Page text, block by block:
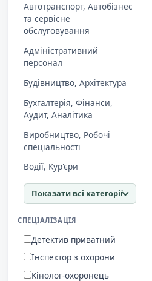
Автотранспорт, Автобізнес
та сервісне
обслуговування
Адміністративний
персонал
Будівництво, Архітектура
Бухгалтерія, Фінанси,
Aудит, Аналітика
Виробництво, Робочі
спеціальності
Водії, Кур'єри
Показати всі категорії
СПЕЦІАЛІЗАЦІЯ
Детектив приватний
Інспектор з охорони
Кінолог-охоронець